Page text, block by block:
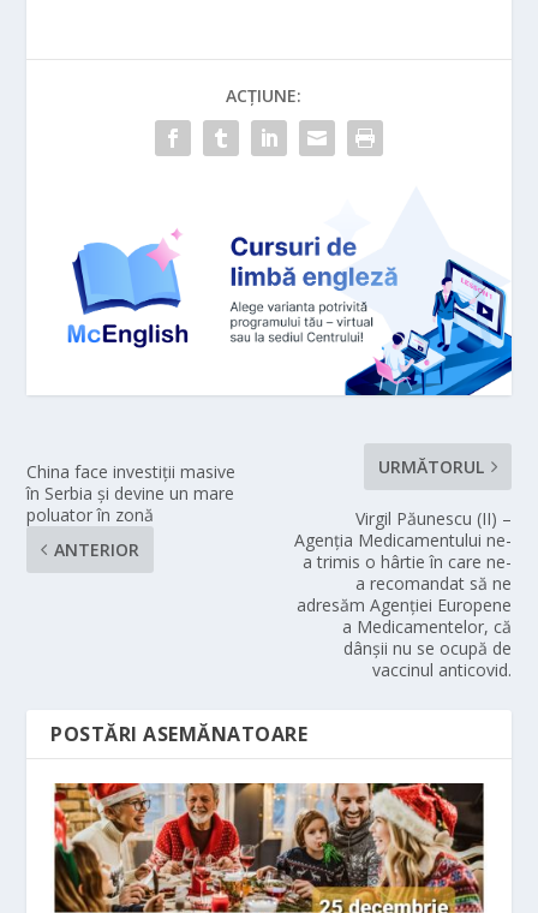
ACȚIUNE:
China face investiţii masive
în Serbia şi devine un mare
poluator în zonă
ANTERIOR
URMĂTORUL
Virgil Păunescu (II) –
Agenția Medicamentului ne-
a trimis o hârtie în care ne-
a recomandat să ne
adresăm Agenției Europene
a Medicamentelor, că
dânșii nu se ocupă de
vaccinul anticovid.
POSTĂRI ASEMĂNATOARE